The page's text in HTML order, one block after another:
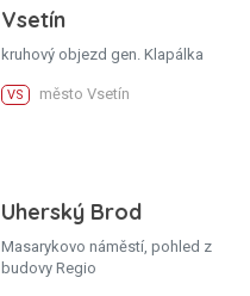
Vsetín
kruhový objezd gen. Klapálka
VS město Vsetín
Uherský Brod
Masarykovo náměstí, pohled z
budovy Regio